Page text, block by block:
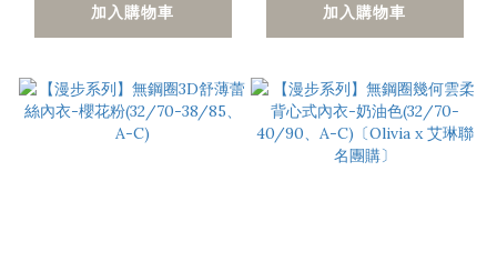
加入購物車 加入購物車